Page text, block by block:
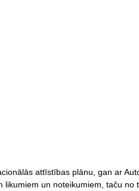
attīstības plānu, gan ar
likumiem un noteikumiem, taču no